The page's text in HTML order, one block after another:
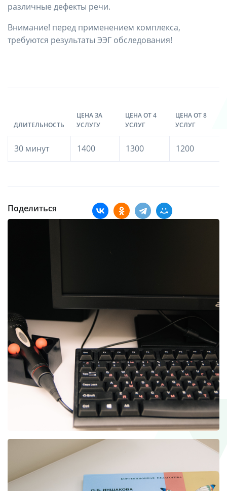
различные дефекты речи.
Внимание! перед применением комплекса,
требуются результаты ЭЭГ обследования!
ДЛИТЕЛЬНОСТЬ
ЦЕНА ЗА
УСЛУГУ
ЦЕНА ОТ 4
УСЛУГ
ЦЕНА ОТ 8
УСЛУГ
30 минут 1400 1300 1200
Поделиться